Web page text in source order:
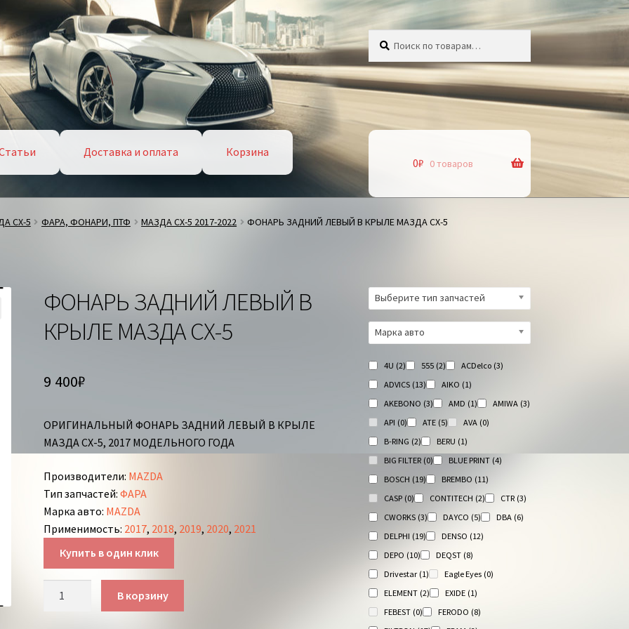
Доставка и оплата
Корзина
0₽ 0 товаров
СХ-5 ФАРА, ФОНАРИ, ПТФ МАЗДА СХ-5 2017-2022 ФОНАРЬ ЗАДНИЙ ЛЕВЫЙ В КРЫЛЕ МАЗДА СХ-5
ФОНАРЬ ЗАДНИЙ ЛЕВЫЙ В
КРЫЛЕ МАЗДА СХ-5
9 400₽
ОРИГИНАЛЬНЫЙ ФОНАРЬ ЗАДНИЙ ЛЕВЫЙ В КРЫЛЕ
МАЗДА СХ-5, 2017 МОДЕЛЬНОГО ГОДА
Производители: MAZDA
Тип запчастей:ФАРА
Марка авто: MAZDA
Применимость: 2017, 2018, 2019, 2020, 2021
Купить в один клик
В корзину
Выберите тип запчастей
Марка авто
4U (2) 555 (2) ACDelco (3)
ADVICS (13) AIKO (1)
AKEBONO (3) AMD (1) AMIWA (3)
API (0) ATE (5) AVA (0)
B-RING (2) BERU (1)
BIG FILTER (0) BLUE PRINT (4)
BOSCH (19) BREMBO (11)
CASP (0) CONTITECH (2) CTR (3)
CWORKS (3) DAYCO (5) DBA (6)
DELPHI (19) DENSO (12)
DEPO (10) DEQST (8)
Drivestar (1) Eagle Eyes (0)
ELEMENT (2) EXIDE (1)
FEBEST (0) FERODO (8)